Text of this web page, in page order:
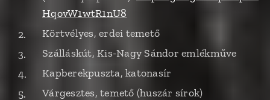
HqovW1wtR1nU8
Körtvélyes, erdei temető
Szálláskút, Kis-Nagy Sándor emlékműve
Kapberekpuszta, katonasír
Várgesztes, temető (huszár sírok)